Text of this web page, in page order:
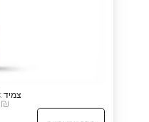
צמיד Golden Link
₪